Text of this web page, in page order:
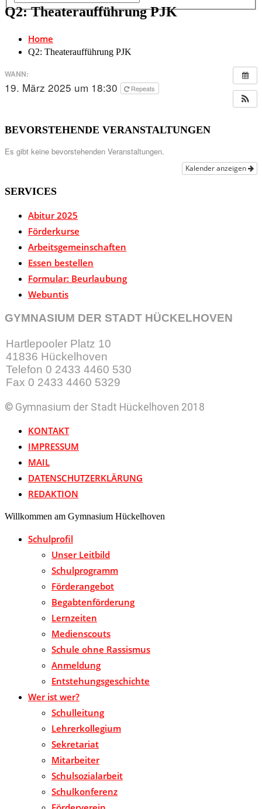
Q2: Theateraufführung PJK
Home
Q2: Theateraufführung PJK
WANN:
19. März 2025 um 18:30 Repeats
BEVORSTEHENDE VERANSTALTUNGEN
Es gibt keine bevorstehenden Veranstaltungen.
Kalender anzeigen
SERVICES
Abitur 2025
Förderkurse
Arbeitsgemeinschaften
Essen bestellen
Formular: Beurlaubung
Webuntis
GYMNASIUM DER STADT HÜCKELHOVEN
Hartlepooler Platz 10
41836 Hückelhoven
Telefon 0 2433 4460 530
Fax 0 2433 4460 5329
© Gymnasium der Stadt Hückelhoven 2018
KONTAKT
IMPRESSUM
MAIL
DATENSCHUTZERKLÄRUNG
REDAKTION
Willkommen am Gymnasium Hückelhoven
Schulprofil
Unser Leitbild
Schulprogramm
Förderangebot
Begabtenförderung
Lernzeiten
Medienscouts
Schule ohne Rassismus
Anmeldung
Entstehungsgeschichte
Wer ist wer?
Schulleitung
Lehrerkollegium
Sekretariat
Mitarbeiter
Schulsozialarbeit
Schulkonferenz